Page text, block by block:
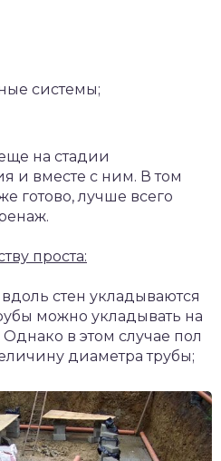
системы;
на стадии
и вместе с ним. В том
готово, лучше всего
проста:
стен укладываются
можно укладывать на
Однако в этом случае пол
диаметра трубы;